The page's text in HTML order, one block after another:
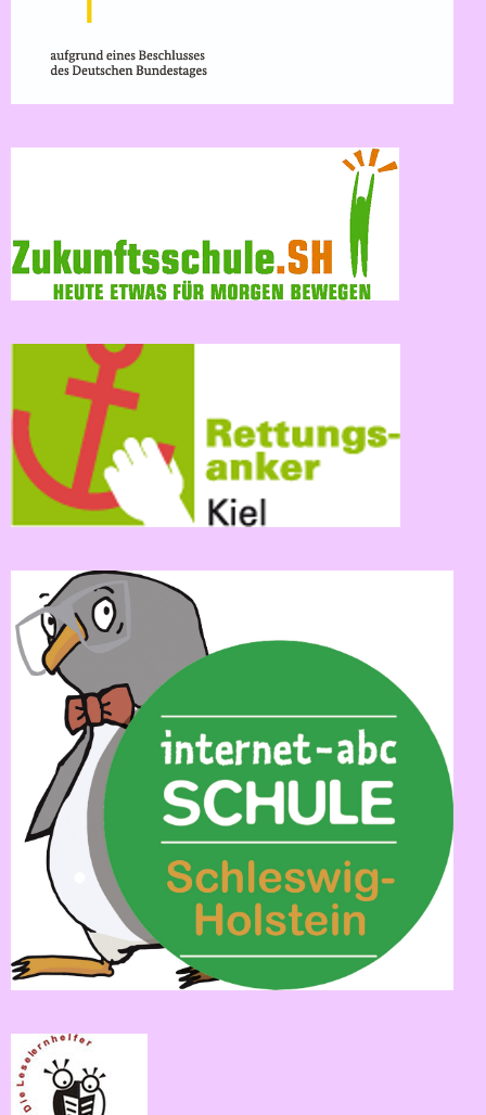
Schulärztliche
Verlässliche
Grundschule
und
Schule
Klassenfahrten
Der
Schulweg
Läuse-
Kontakt